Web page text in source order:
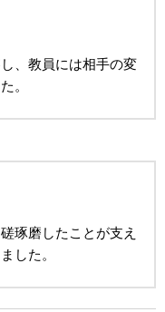
、教員には相手の変
。
琢磨したことが支え
した。